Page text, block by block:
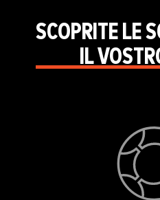
SCOPRITE LE
IL